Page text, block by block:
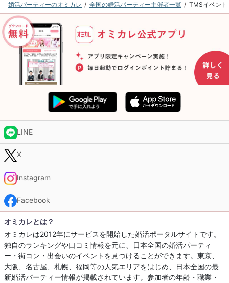
婚活パーティーのオミカレ 全国の婚活パーティー主催者一覧 TMSイベント
LINE
X
Instagram
Facebook
オミカレとは？
オミカレは2012年にサービスを開始した婚活ポータルサイトです。
独自のランキングや口コミ情報を元に、日本全国の婚活パーティ
ー・街コン・出会いのイベントを見つけることができます。東京、
大阪、名古屋、札幌、福岡等の人気エリアをはじめ、日本全国の最
新婚活パーティー情報が掲載されています。参加者の年齢・職業・